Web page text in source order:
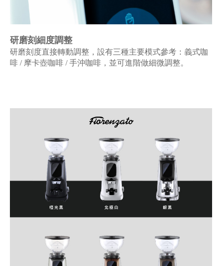
研磨刻細度調整
研磨刻度直接轉動調整，設有三種主要模式參考：義式咖
啡 / 摩卡壺咖啡 / 手沖咖啡，並可進階做細微調整。